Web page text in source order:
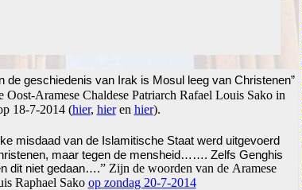
de geschiedenis van Irak is Mosul leeg van Christenen”
Oost-Aramese Chaldese Patriarch Rafael Louis Sako in
18-7-2014 (hier, hieren hier).
misdaad van de Islamitische Staat werd uitgevoerd
maar tegen de mensheid……. Zelfs Genghis
dit niet gedaan….” Zijn de woorden van de Aramese
Raphael Sako op zondag 20-7-2014